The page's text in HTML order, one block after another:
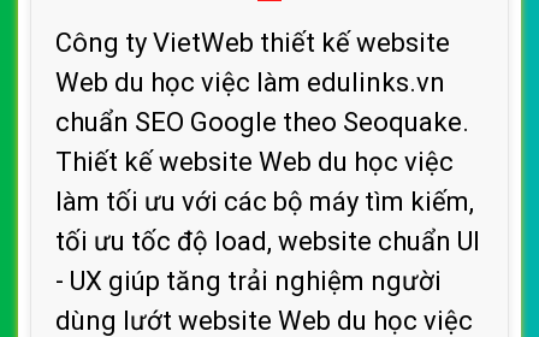
Công ty VietWeb thiết kế website
Web du học việc làm edulinks.vn
chuẩn SEO Google theo Seoquake.
Thiết kế website Web du học việc
làm tối ưu với các bộ máy tìm kiếm,
tối ưu tốc độ load, website chuẩn UI
- UX giúp tăng trải nghiệm người
dùng lướt website Web du học việc